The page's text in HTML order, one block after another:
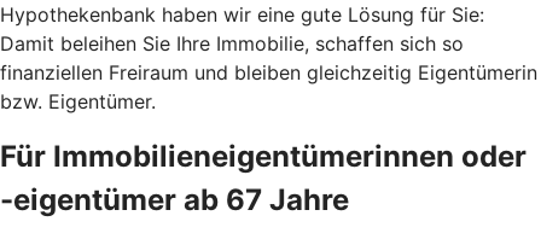
Hypothekenbank haben wir eine gute Lösung für Sie:
Damit beleihen Sie Ihre Immobilie, schaffen sich so
finanziellen Freiraum und bleiben gleichzeitig Eigentümerin
bzw. Eigentümer.
Für Immobilieneigentümerinnen oder
-eigentümer ab 67 Jahre